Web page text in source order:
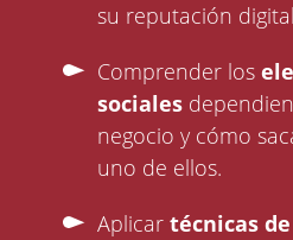
su reputación
Comprender los
sociales
negocio y cómo
uno
Aplicartécnicas